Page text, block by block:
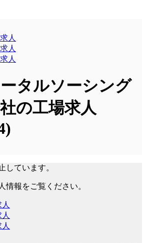
人
人
人
タルソーシング
の工場求人
しています。
情報をご覧ください。